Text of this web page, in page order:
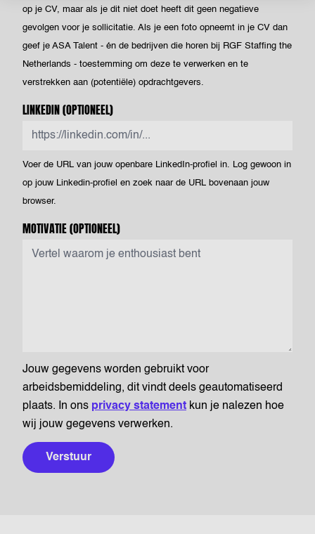
op je CV, maar als je dit niet doet heeft dit geen negatieve
gevolgen voor je sollicitatie. Als je een foto opneemt in je CV dan
geef je ASA Talent - én de bedrijven die horen bij RGF Staffing the
Netherlands - toestemming om deze te verwerken en te
verstrekken aan (potentiële) opdrachtgevers.
LINKEDIN(OPTIONEEL)
Voer de URL van jouw openbare LinkedIn-profiel in. Log gewoon in
op jouw Linkedin-profiel en zoek naar de URL bovenaan jouw
browser.
MOTIVATIE(OPTIONEEL)
Jouw gegevens worden gebruikt voor
arbeidsbemiddeling, dit vindt deels geautomatiseerd
plaats. In ons privacy statement kun je nalezen hoe
wij jouw gegevens verwerken.
Verstuur